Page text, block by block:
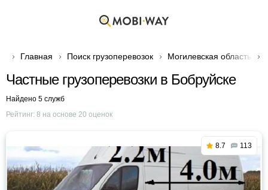
Главная Поиск грузоперевозок Могилевская область
Частные грузоперевозки в Бобруйске
Найдено 5 служб
Рейтинг: 8 на основе 20 оценок
8.7 113